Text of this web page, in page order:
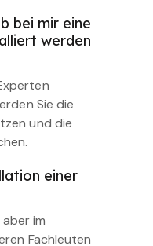
bei mir eine
werden
Sie die
und die
einer
im
Fachleuten